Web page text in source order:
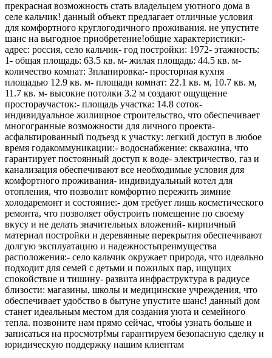
прекрасная возможность стать владельцем уютного дома в
селе кальчик! данный объект предлагает отличные условия
для комфортного круглогодичного проживания. не упустите
шанс на выгодное приобретение!общие характеристики:-
адрес: россия, село кальчик- год постройки: 1972- этажность:
1- общая площадь: 63.5 кв. м- жилая площадь: 44.5 кв. м-
количество комнат: 3планировка:- просторная кухня
площадью 12.9 кв. м- площади комнат: 22.1 кв. м, 10.7 кв. м,
11.7 кв. м- высокие потолки 3.2 м создают ощущение
простораучасток:- площадь участка: 14.8 соток-
индивидуальное жилищное строительство, что обеспечивает
многогранные возможности для личного проекта-
асфальтированный подъезд к участку: легкий доступ в любое
время годакоммуникации:- водоснабжение: скважина, что
гарантирует постоянный доступ к воде- электричество, газ и
канализация обеспечивают все необходимые условия для
комфортного проживания- индивидуальный котел для
отопления, что позволит комфортно пережить зимние
холодаремонт и состояние:- дом требует лишь косметического
ремонта, что позволяет обустроить помещение по своему
вкусу и не делать значительных вложений- кирпичный
материал постройки и деревянные перекрытия обеспечивают
долгую эксплуатацию и надежностьпреимущества
расположения:- село кальчик окружает природа, что идеально
подходит для семей с детьми и пожилых пар, ищущих
спокойствие и тишину- развита инфраструктура в радиусе
близости: магазины, школы и медицинские учреждения, что
обеспечивает удобство в бытуне упустите шанс! данный дом
станет идеальным местом для создания уюта и семейного
тепла. позвоните нам прямо сейчас, чтобы узнать больше и
записаться на просмотр!мы гарантируем безопасную сделку и
юридическую поддержку нашим клиентам